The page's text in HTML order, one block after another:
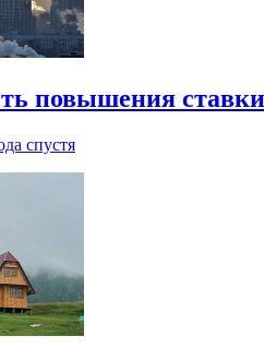
повышения
спустя